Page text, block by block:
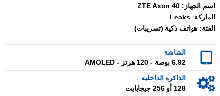
اسم الجهاز: ZTE Axon 40
الماركة: Leaks
الفئة: هواتف ذكية (تسريبات)
الشاشة
6.92 بوصة - 120 هرتز - AMOLED
الذاكرة الداخلية
128 أو 256 جيجابايت